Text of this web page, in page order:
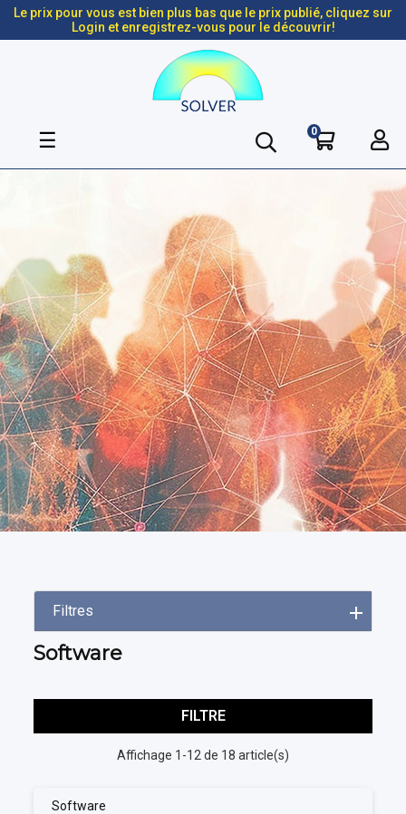
Le prix pour vous est bien plus bas que le prix publié, cliquez sur
Login et enregistrez-vous pour le découvrir!
Basculer
☰ 0
Filtres
Software
FILTRE
Affichage 1-12 de 18 article(s)
Software